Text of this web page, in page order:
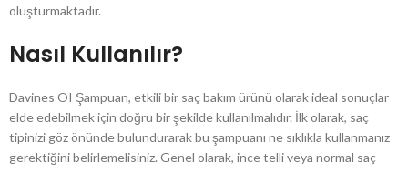
oluşturmaktadır.
Nasıl Kullanılır?
Davines OI Şampuan, etkili bir saç bakım ürünü olarak ideal sonuçlar
elde edebilmek için doğru bir şekilde kullanılmalıdır. İlk olarak, saç
tipinizi göz önünde bulundurarak bu şampuanı ne sıklıkla kullanmanız
gerektiğini belirlemelisiniz. Genel olarak, ince telli veya normal saç